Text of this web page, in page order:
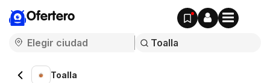
Ofertero
Toalla